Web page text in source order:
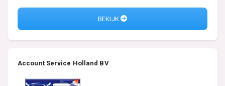
BEKIJK
Account Service Holland BV